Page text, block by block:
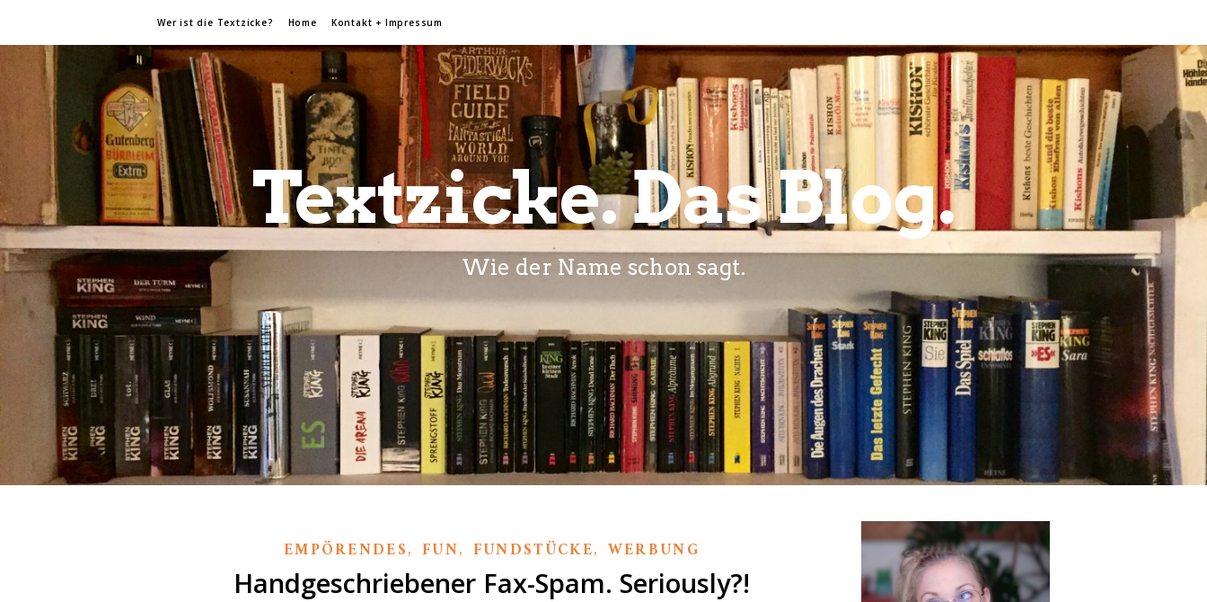
Wer ist die Textzicke? Home Kontakt + Impressum
Textzicke. Das Blog.
Wie der Name schon sagt.
EMPÖRENDES, FUN, FUNDSTÜCKE, WERBUNG
Handgeschriebener Fax-Spam. Seriously?!